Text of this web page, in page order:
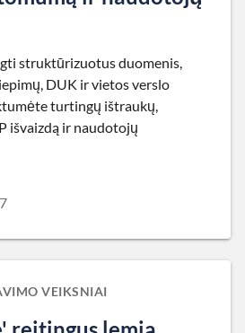
struktūrizuotus duomenis,
DUK ir vietos verslo
turtingų ištraukų,
išvaizdą ir naudotojų
VEIKSNIAI